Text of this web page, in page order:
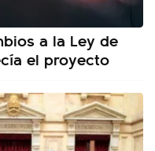
a la Ley de
el proyecto